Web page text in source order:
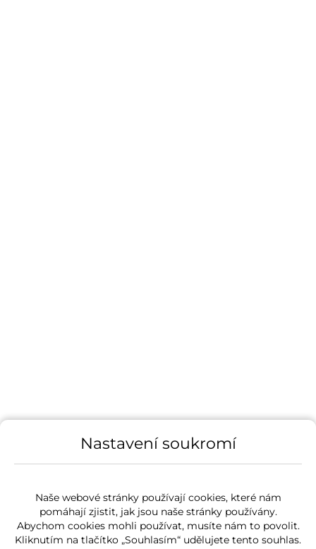
Nastavení soukromí
Naše webové stránky používají cookies, které nám
pomáhají zjistit, jak jsou naše stránky používány.
Abychom cookies mohli používat, musíte nám to povolit.
Kliknutím na tlačítko „Souhlasím“ udělujete tento souhlas.